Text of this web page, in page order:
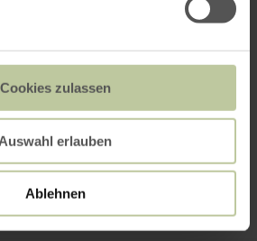
Cookies zulassen
Auswahl erlauben
Ablehnen
also be